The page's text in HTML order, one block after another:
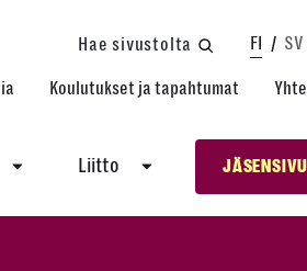
Hae sivustolta FI SV
Koulutukset ja tapahtumat
Liitto